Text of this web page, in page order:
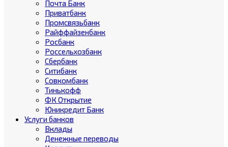
Почта Банк
Приватбанк
Промсвязьбанк
Райффайзенбанк
Росбанк
Россельхозбанк
Сбербанк
Ситибанк
Совкомбанк
Тинькофф
ФК Открытие
Юникредит Банк
Услуги банков
Вклады
Денежные переводы